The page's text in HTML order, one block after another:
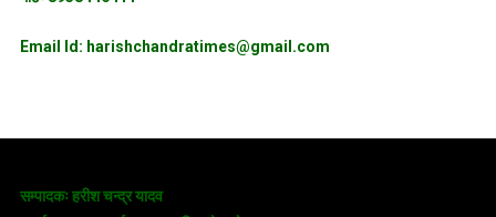
Email Id: harishchandratimes@gmail.com
सम्पादकः हरीश चन्द्र यादव